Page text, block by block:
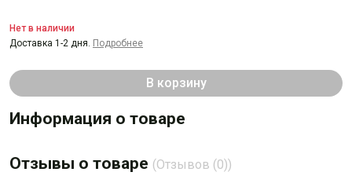
В корзину
Нет в наличии
Доставка 1-2 дня. Подробнее
Информация о товаре
Отзывы о товаре (Отзывов (0))